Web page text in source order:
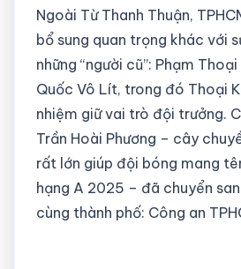
Ngoài Từ Thanh Thuận,
bổ sung quan trọng khác với
những “người cũ”: Phạm
Quốc Vô Lít, trong đó Thoại
nhiệm giữ vai trò đội trưởng.
Trần Hoài Phương – cây
rất lớn giúp đội bóng mang
hạng A 2025 – đã chuyển
cùng thành phố: Công an